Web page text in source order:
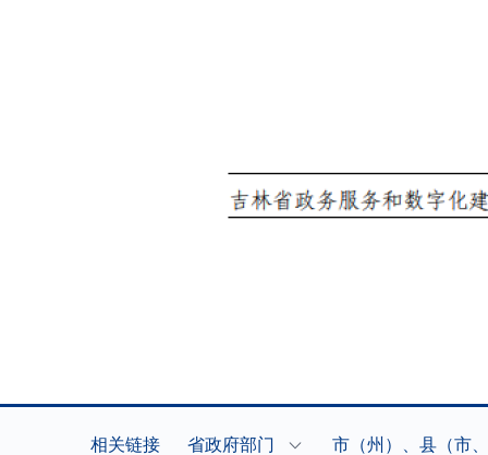
相关链接 省政府部门 市（州）、县（市